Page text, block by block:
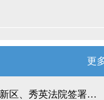
更
海南国际仲裁院与海口高新区、秀英法院签署商事纠纷多...